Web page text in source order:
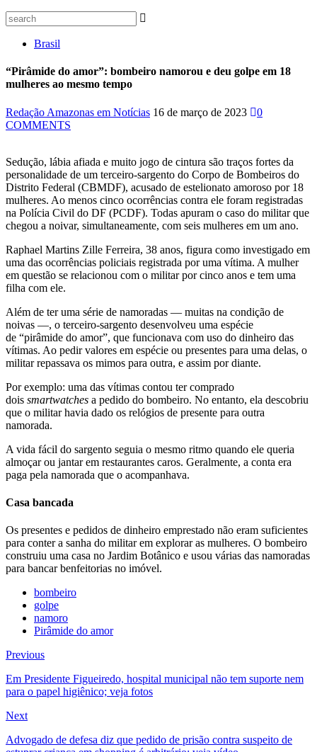
Brasil
“Pirâmide do amor”: bombeiro namorou e deu golpe em 18
mulheres ao mesmo tempo
Redação Amazonas em Notícias 16 de março de 2023
0
COMMENTS
Sedução, lábia afiada e muito jogo de cintura são traços fortes da
personalidade de um terceiro-sargento do Corpo de Bombeiros do
Distrito Federal (CBMDF), acusado de estelionato amoroso por 18
mulheres. Ao menos cinco ocorrências contra ele foram registradas
na Polícia Civil do DF (PCDF). Todas apuram o caso do militar que
chegou a noivar, simultaneamente, com seis mulheres em um ano.
Raphael Martins Zille Ferreira, 38 anos, figura como investigado em
uma das ocorrências policiais registrada por uma vítima. A mulher
em questão se relacionou com o militar por cinco anos e tem uma
filha com ele.
Além de ter uma série de namoradas — muitas na condição de
noivas —, o terceiro-sargento desenvolveu uma espécie
de “pirâmide do amor”, que funcionava com uso do dinheiro das
vítimas. Ao pedir valores em espécie ou presentes para uma delas, o
militar repassava os mimos para outra, e assim por diante.
Por exemplo: uma das vítimas contou ter comprado
dois smartwatches a pedido do bombeiro. No entanto, ela descobriu
que o militar havia dado os relógios de presente para outra
namorada.
A vida fácil do sargento seguia o mesmo ritmo quando ele queria
almoçar ou jantar em restaurantes caros. Geralmente, a conta era
paga pela namorada que o acompanhava.
Casa bancada
Os presentes e pedidos de dinheiro emprestado não eram suficientes
para conter a sanha do militar em explorar as mulheres. O bombeiro
construiu uma casa no Jardim Botânico e usou várias das namoradas
para bancar benfeitorias no imóvel.
bombeiro
golpe
namoro
Pirâmide do amor
Navegação
de
Post
PreviousPrevious
Em Presidente Figueiredo, hospital municipal não tem suporte nem
para o papel higiênico; veja fotos
NextNext
Advogado de defesa diz que pedido de prisão contra suspeito de